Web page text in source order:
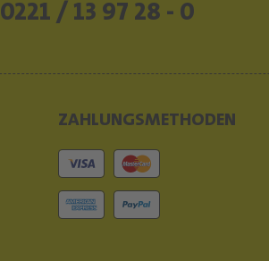
0221 / 13 97 28 - 0
ZAHLUNGSMETHODEN